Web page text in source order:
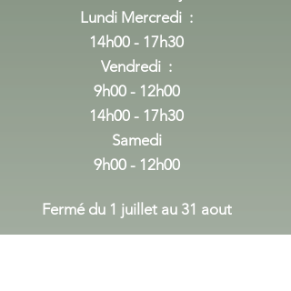
Lundi Mercredi :
14h00 - 17h30
Vendredi :
9h00 - 12h00
14h00 - 17h30
Samedi
9h00 - 12h00
Fermé du 1 juillet au 31 aout